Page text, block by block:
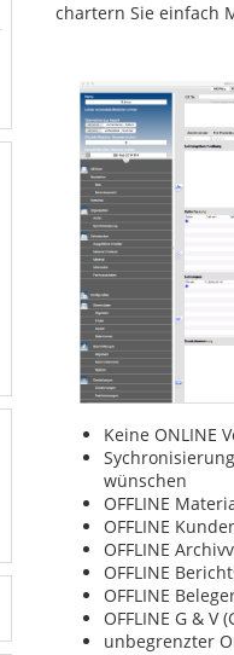
chartern Sie einfach
Keine ONLINE
wünschen
OFFLINE
OFFLINE
OFFLINE
OFFLINE
OFFLINE
OFFLINE G &
unbegrenzter